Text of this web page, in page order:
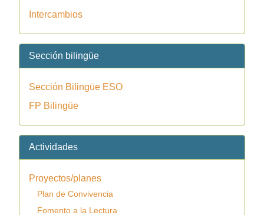
Intercambios
Sección bilingüe
Sección Bilingüe ESO
FP Bilingüe
Actividades
Proyectos/planes
Plan de Convivencia
Fomento a la Lectura